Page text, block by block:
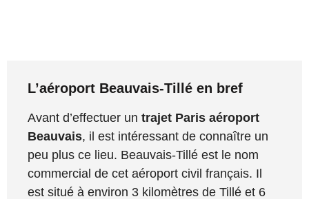
L’aéroport Beauvais-Tillé en bref
Avant d’effectuer un trajet Paris aéroport
Beauvais, il est intéressant de connaître un
peu plus ce lieu. Beauvais-Tillé est le nom
commercial de cet aéroport civil français. Il
est situé à environ 3 kilomètres de Tillé et 6